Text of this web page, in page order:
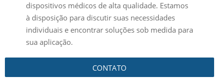
dispositivos médicos de alta qualidade. Estamos
à disposição para discutir suas necessidades
individuais e encontrar soluções sob medida para
sua aplicação.
CONTATO